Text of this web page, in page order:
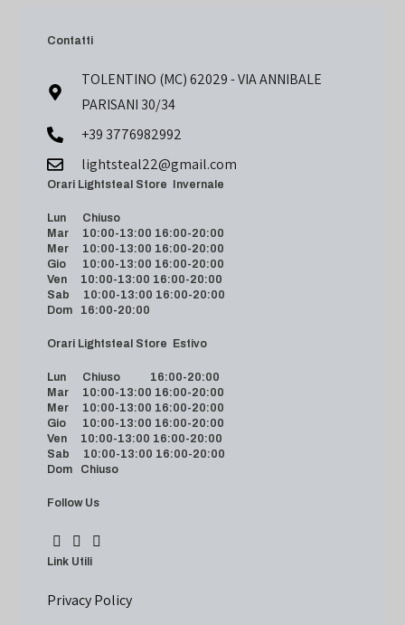
Contatti
TOLENTINO (MC) 62029 - VIA ANNIBALE
PARISANI 30/34
+39 3776982992
lightsteal22@gmail.com
Orari Lightsteal Store Invernale
Lun Chiuso
Mar 10:00-13:00 16:00-20:00
Mer 10:00-13:00 16:00-20:00
Gio 10:00-13:00 16:00-20:00
Ven 10:00-13:00 16:00-20:00
Sab 10:00-13:00 16:00-20:00
Dom 16:00-20:00
Orari Lightsteal Store Estivo
Lun Chiuso 16:00-20:00
Mar 10:00-13:00 16:00-20:00
Mer 10:00-13:00 16:00-20:00
Gio 10:00-13:00 16:00-20:00
Ven 10:00-13:00 16:00-20:00
Sab 10:00-13:00 16:00-20:00
Dom Chiuso
Follow Us
Link Utili
Privacy Policy